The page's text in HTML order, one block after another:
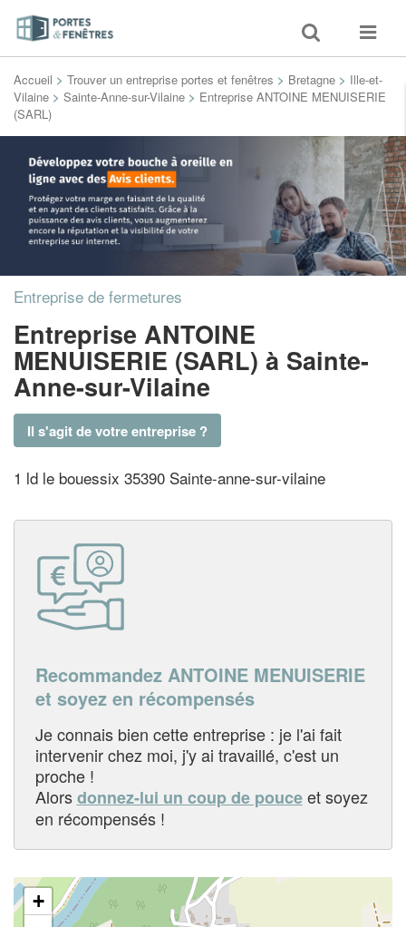
Toggle
search
Toggle
Accueil > Trouver un entreprise portes et fenêtres > Bretagne > Ille-et-
Vilaine > Sainte-Anne-sur-Vilaine > Entreprise ANTOINE MENUISERIE
(SARL)
Entreprise de fermetures
Entreprise ANTOINE
MENUISERIE (SARL) à Sainte-
Anne-sur-Vilaine
Il s'agit de votre entreprise ?
1 ld le bouessix 35390 Sainte-anne-sur-vilaine
Recommandez ANTOINE MENUISERIE
et soyez en récompensés
Je connais bien cette entreprise : je l'ai fait
intervenir chez moi, j'y ai travaillé, c'est un
proche !
Alorsdonnez-lui un coup de pouceet soyez
en récompensés !
+